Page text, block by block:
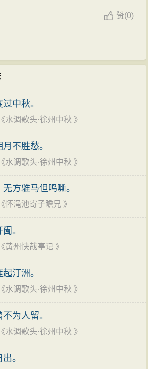
，想改变科举，另立新的条例。苏
是小技，但要讲究声律，用的功夫
诵读和讲解，尤其不是轻易的事。
实行。请求来年的考试，一切还照
用王安石的学说。并罢去对律令释
人知道有定论，一心一意做学问，
后正式担任中书舍人。
内乱而派兵进攻，于是在熙河增
使者贺哲宗登位，使者返回，尚未
入境。朝廷知道他们有请求兰州、
使辽国，任贺辽国生辰国信使。
二月，任龙图阁学士。
赞(0)
中秋。
水调歌头·徐州中秋 》
不胜愁。
水调歌头·徐州中秋 》
方骓马但鸣嘶。
怀渑池寄子瞻兄 》
。
黄州快哉亭记 》
汀洲。
水调歌头·徐州中秋 》
为人留。
水调歌头·徐州中秋 》
。